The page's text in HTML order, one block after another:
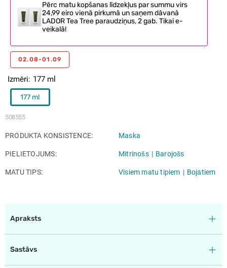
508555
Izmēri 177 ml
177 ml
Pērc matu kopšanas līdzekļus par summu virs
24,99 eiro vienā pirkumā un saņem dāvanā
LADOR Tea Tree paraudziņus, 2 gab. Tikai e-
veikalā!
02.08-01.09
PRODUKTA KONSISTENCE Maska
PIELIETOJUMS Mitrinošs Barojošs
MATU TIPS Visiem matu tipiem Bojātiem
Apraksts
Sastāvs